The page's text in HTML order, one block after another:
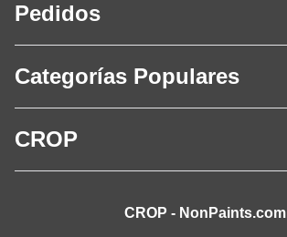
Pedidos
Categorías Populares
CROP
CROP - NonPaints.com